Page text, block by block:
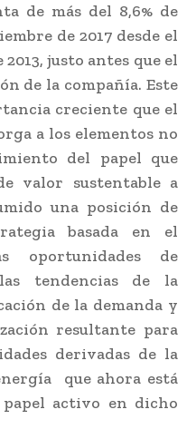
de más del 8,6% de
de 2017 desde el
2013, justo antes que el
de la compañía. Este
creciente que el
a los elementos no
del papel que
valor sustentable a
una posición de
basada en el
oportunidades de
tendencias de la
de la demanda y
resultante para
derivadas de la
que ahora está
activo en dicho